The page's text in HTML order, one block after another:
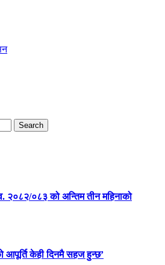
२०८२/०८३ को अन्तिम तीन महिनाको
आपूर्ति केही दिनमै सहज हुन्छ’